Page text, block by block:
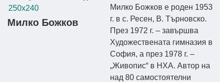
Милко Божков
Милко Божков е роден 1953
г. в с. Ресен, В. Търновско.
През 1972 г. – завършва
Художествената гимназия в
София, а през 1978 г. –
„Живопис“ в НХА. Автор на
над 80 самостоятелни